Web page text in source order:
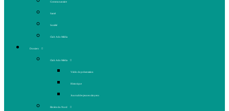
Communautaire
Santé
Société
Club Ado Média
Dossiers
Club Ado Média
Vidéo de présentation
Historique
Journal des jeunes citoyens
Rivière du Nord